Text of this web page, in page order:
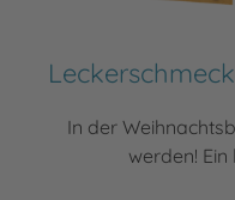
In der
werden! Ein